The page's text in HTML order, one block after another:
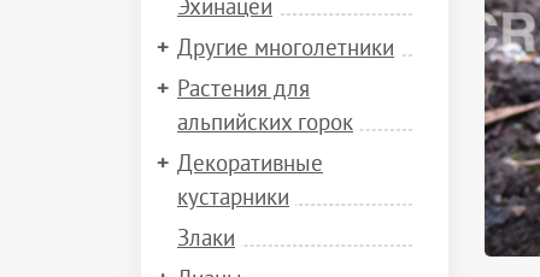
Эхинацеи
Другие многолетники
Растения для
альпийских горок
Декоративные
кустарники
Злаки